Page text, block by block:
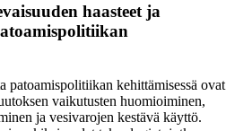
haasteet ja
patoamispolitiikan kehittämisessä ovat
vaikutusten huomioiminen,
ja vesivarojen kestävä käyttö.